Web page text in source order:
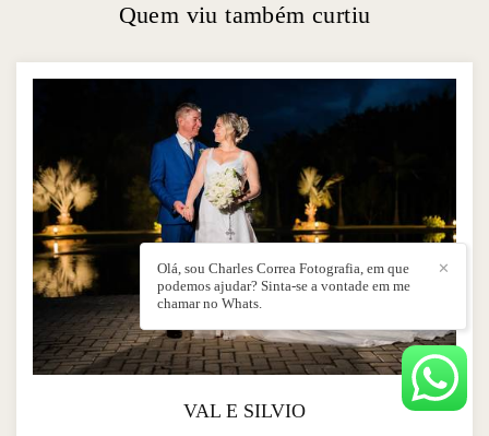
Quem viu também curtiu
VAL E SILVIO
✕
Olá, sou Charles Correa Fotografia, em que
podemos ajudar? Sinta-se a vontade em me
chamar no Whats.